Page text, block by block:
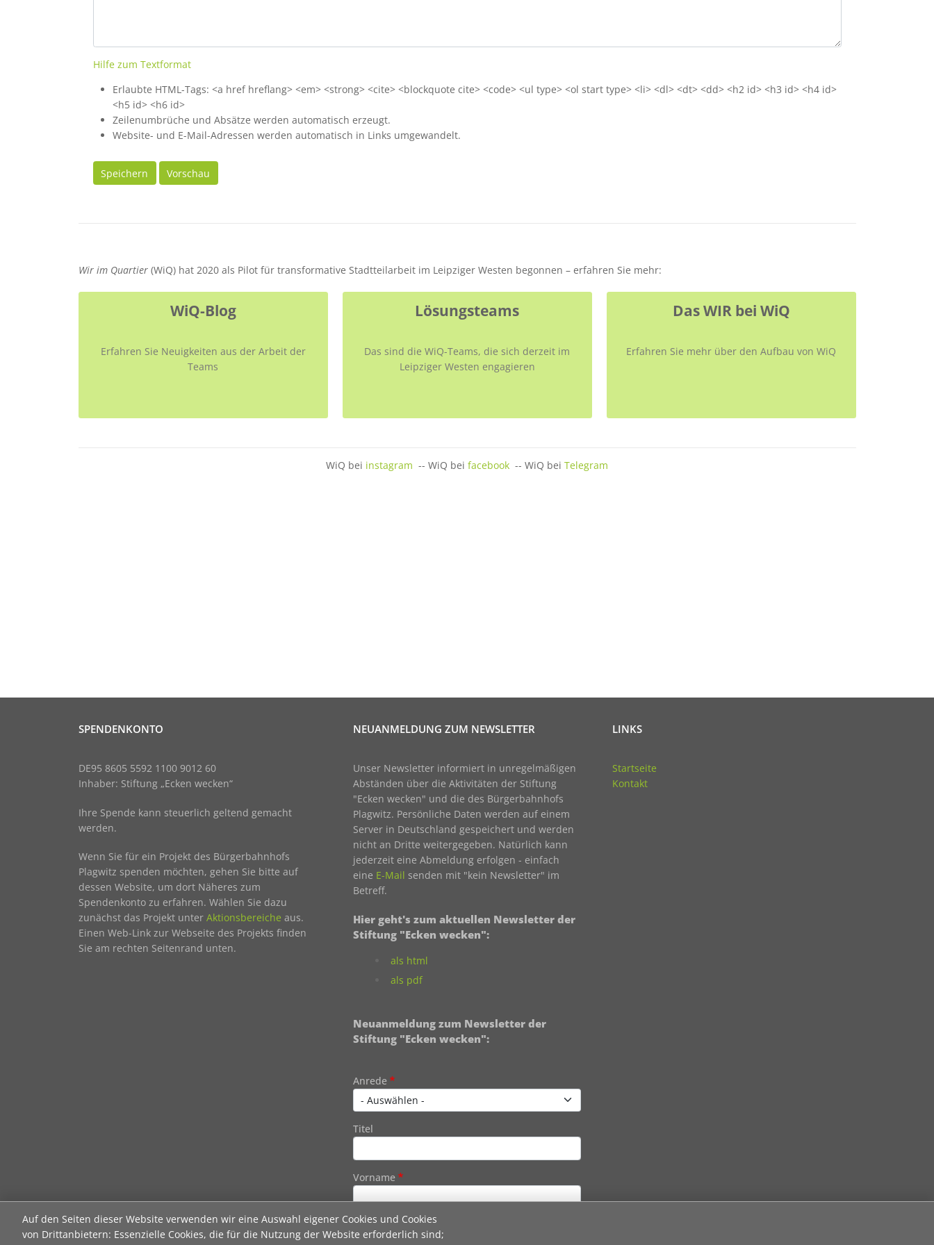
Auf den Seiten dieser Website verwenden wir eine Auswahl eigener Cookies und Cookies
von Drittanbietern: Essenzielle Cookies, die für die Nutzung der Website erforderlich sind;
Hilfe zum Textformat
Erlaubte HTML-Tags: <a href hreflang> <em> <strong> <cite> <blockquote cite> <code> <ul type> <ol start type> <li> <dl> <dt> <dd> <h2 id> <h3 id> <h4 id>
<h5 id> <h6 id>
Zeilenumbrüche und Absätze werden automatisch erzeugt.
Website- und E-Mail-Adressen werden automatisch in Links umgewandelt.
Speichern Vorschau
Wir im Quartier(WiQ) hat 2020 als Pilot für transformative Stadtteilarbeit im Leipziger Westen begonnen – erfahren Sie mehr:
WiQ-Blog
Erfahren Sie Neuigkeiten aus der Arbeit der
Teams
Lösungsteams
Das sind die WiQ-Teams, die sich derzeit im
Leipziger Westen engagieren
Das WIR bei WiQ
Erfahren Sie mehr über den Aufbau von WiQ
WiQ bei instagram -- WiQ bei facebook -- WiQ bei Telegram
SPENDENKONTO
DE95 8605 5592 1100 9012 60
Inhaber: Stiftung „Ecken wecken“
Ihre Spende kann steuerlich geltend gemacht
werden.
Wenn Sie für ein Projekt des Bürgerbahnhofs
Plagwitz spenden möchten, gehen Sie bitte auf
dessen Website, um dort Näheres zum
Spendenkonto zu erfahren. Wählen Sie dazu
zunächst das Projekt unter Aktionsbereiche aus.
Einen Web-Link zur Webseite des Projekts finden
Sie am rechten Seitenrand unten.
NEUANMELDUNG ZUM NEWSLETTER
Unser Newsletter informiert in unregelmäßigen
Abständen über die Aktivitäten der Stiftung
"Ecken wecken" und die des Bürgerbahnhofs
Plagwitz. Persönliche Daten werden auf einem
Server in Deutschland gespeichert und werden
nicht an Dritte weitergegeben. Natürlich kann
jederzeit eine Abmeldung erfolgen - einfach
eine E-Mail senden mit "kein Newsletter" im
Betreff.
Hier geht's zum aktuellen Newsletter der
Stiftung "Ecken wecken":
als html
als pdf
Neuanmeldung zum Newsletter der
Stiftung "Ecken wecken":
Anrede
Titel
Vorname
Nachname
LINKS
Startseite
Kontakt